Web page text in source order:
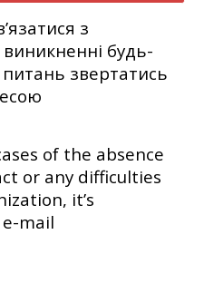
з
будь-
питань звертатись
of the absence
or any difficulties
it’s
mail